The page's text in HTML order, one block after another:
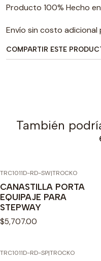
Producto 100% Hecho
Envío sin costo adicional
COMPARTIR ESTE
También
TRC1011D-RD-SW|TROCKO
CANASTILLA PORTA
EQUIPAJE PARA
STEPWAY
$5,707.00
TRC1011D-RD-SP|TROCKO